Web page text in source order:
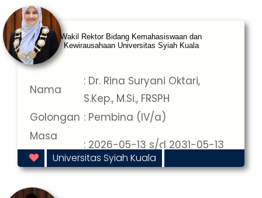
Wakil Rektor Bidang Kemahasiswaan dan
Kewirausahaan Universitas Syiah Kuala
Nama
: Dr. Rina Suryani Oktari,
S.Kep., M.Si., FRSPH
Golongan : Pembina (IV/a)
Masa
Jabatan
: 2026-05-13 s/d 2031-05-13
Universitas Syiah Kuala